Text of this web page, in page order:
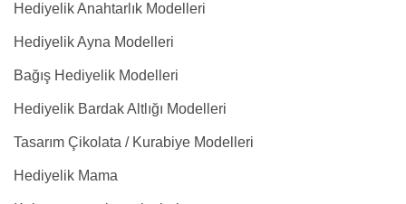
Hediyelik Anahtarlık Modelleri
Hediyelik Ayna Modelleri
Bağış Hediyelik Modelleri
Hediyelik Bardak Altlığı Modelleri
Tasarım Çikolata / Kurabiye Modelleri
Hediyelik Mama